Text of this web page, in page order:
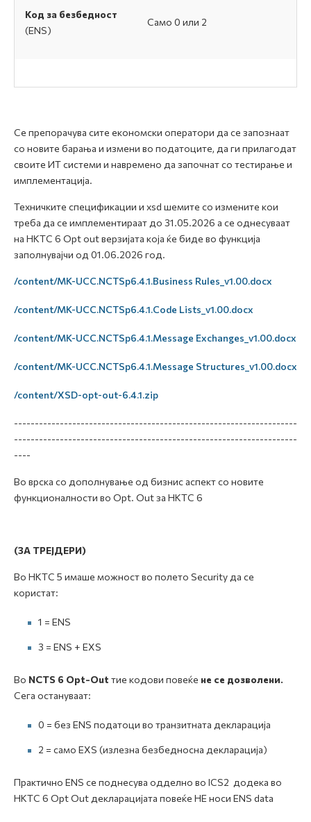
Код за безбедност
(ENS)
Само 0 или 2
Се препорачува сите економски оператори да се запознаат
со новите барања и измени во податоците, да ги прилагодат
своите ИТ системи и навремено да започнат со тестирање и
имплементација.
Техничките спецификации и xsd шемите со измените кои
треба да се имплементираат до 31.05.2026 а се однесуваат
на НКТС 6 Opt out верзијатa која ќе биде во функција
заполнувајчи од 01.06.2026 год.
/content/MK-UCC.NCTSp6.4.1.Business Rules_v1.00.docx
/content/MK-UCC.NCTSp6.4.1.Code Lists_v1.00.docx
/content/MK-UCC.NCTSp6.4.1.Message Exchanges_v1.00.docx
/content/MK-UCC.NCTSp6.4.1.Message Structures_v1.00.docx
/content/XSD-opt-out-6.4.1.zip
--------------------------------------------------------------------
--------------------------------------------------------------------
----
Во врска со дополнување од бизнис аспект со новите
функционалности во Opt. Out за НКТС 6
(ЗА ТРЕЈДЕРИ)
Во НКТС 5 имаше можност во полето Security да се
користат:
1 = ENS
3 = ENS + EXS
Во NCTS 6 Opt-Out тие кодови повеќе не се дозволени.
Сега остануваат:
0 = без ENS податоци во транзитната декларација
2 = само EXS (излезна безбедносна декларација)
Практично ENS се поднесува одделно во ICS2 додека во
НКТС 6 Opt Out декларацијата повеќе НЕ носи ENS data